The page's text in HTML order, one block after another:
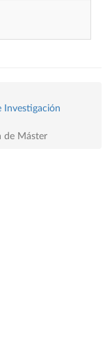
Investigación
de Máster